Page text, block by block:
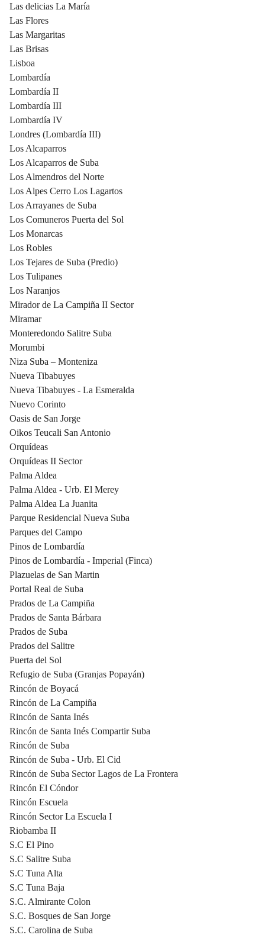
Las delicias La María
Las Flores
Las Margaritas
Las Brisas
Lisboa
Lombardía
Lombardía II
Lombardía III
Lombardía IV
Londres (Lombardía III)
Los Alcaparros
Los Alcaparros de Suba
Los Almendros del Norte
Los Alpes Cerro Los Lagartos
Los Arrayanes de Suba
Los Comuneros Puerta del Sol
Los Monarcas
Los Robles
Los Tejares de Suba (Predio)
Los Tulipanes
Los Naranjos
Mirador de La Campiña II Sector
Miramar
Monteredondo Salitre Suba
Morumbi
Niza Suba – Monteniza
Nueva Tibabuyes
Nueva Tibabuyes - La Esmeralda
Nuevo Corinto
Oasis de San Jorge
Oikos Teucali San Antonio
Orquídeas
Orquídeas II Sector
Palma Aldea
Palma Aldea - Urb. El Merey
Palma Aldea La Juanita
Parque Residencial Nueva Suba
Parques del Campo
Pinos de Lombardía
Pinos de Lombardía - Imperial (Finca)
Plazuelas de San Martin
Portal Real de Suba
Prados de La Campiña
Prados de Santa Bárbara
Prados de Suba
Prados del Salitre
Puerta del Sol
Refugio de Suba (Granjas Popayán)
Rincón de Boyacá
Rincón de La Campiña
Rincón de Santa Inés
Rincón de Santa Inés Compartir Suba
Rincón de Suba
Rincón de Suba - Urb. El Cid
Rincón de Suba Sector Lagos de La Frontera
Rincón El Cóndor
Rincón Escuela
Rincón Sector La Escuela I
Riobamba II
S.C El Pino
S.C Salitre Suba
S.C Tuna Alta
S.C Tuna Baja
S.C. Almirante Colon
S.C. Bosques de San Jorge
S.C. Carolina de Suba